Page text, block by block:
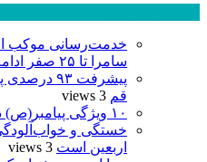
خدمت‌رسانی موکب
سامرا تا ۲۵ صفر ادامه دارد
پیشرفت
قم 3 views
۱۰ ویژگی پیامبر(ص) در آیه ۱۵۷ سوره اعراف
خستگی و
اربعین است 3 views